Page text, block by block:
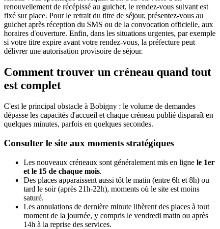
renouvellement de récépissé au guichet, le rendez-vous suivant est
fixé sur place. Pour le retrait du titre de séjour, présentez-vous au
guichet après réception du SMS ou de la convocation officielle, aux
horaires d'ouverture. Enfin, dans les situations urgentes, par exemple
si votre titre expire avant votre rendez-vous, la préfecture peut
délivrer une autorisation provisoire de séjour.
Comment trouver un créneau quand tout
est complet
C'est le principal obstacle à Bobigny : le volume de demandes
dépasse les capacités d'accueil et chaque créneau publié disparaît en
quelques minutes, parfois en quelques secondes.
Consulter le site aux moments stratégiques
Les nouveaux créneaux sont généralement mis en ligne le 1er
et le 15 de chaque mois.
Des places apparaissent aussi tôt le matin (entre 6h et 8h) ou
tard le soir (après 21h-22h), moments où le site est moins
saturé.
Les annulations de dernière minute libèrent des places à tout
moment de la journée, y compris le vendredi matin ou après
14h à la reprise des services.